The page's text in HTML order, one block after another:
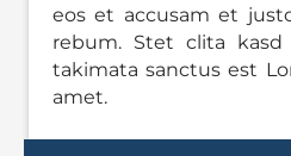
eos et accusam et
rebum. Stet clita kasd
takimata sanctus est
amet.